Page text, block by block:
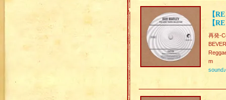
【
【
再発-
m
sound♪